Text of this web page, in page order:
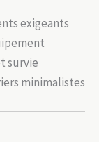
exigeants
survie
minimalistes